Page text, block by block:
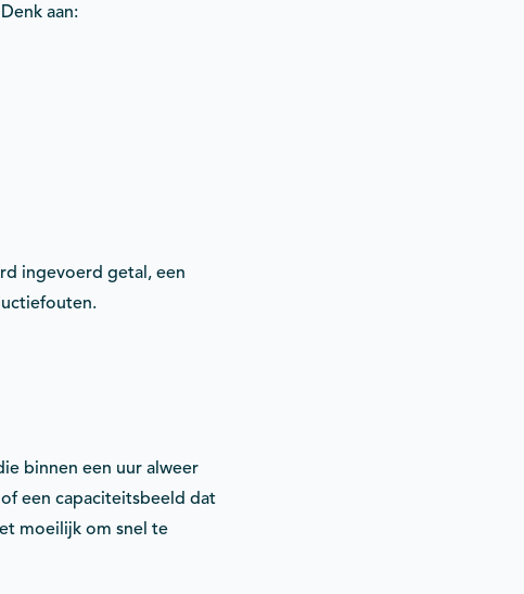
aan:
ingevoerd getal, een
binnen een uur alweer
een capaciteitsbeeld dat
moeilijk om snel te